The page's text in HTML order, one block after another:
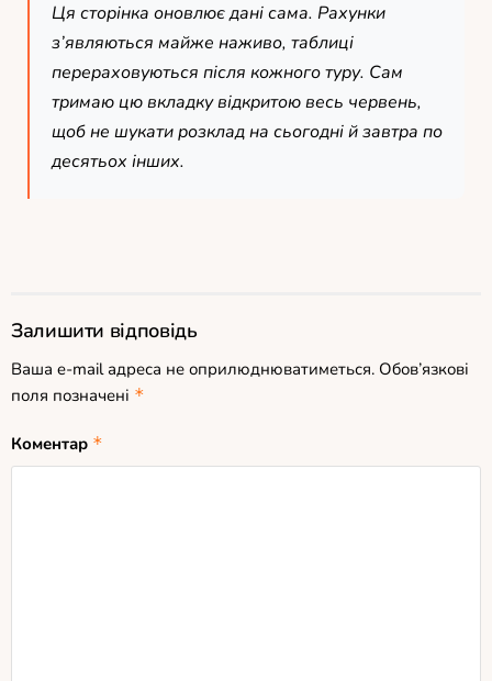
Ця сторінка оновлює дані сама. Рахунки
з’являються майже наживо, таблиці
перераховуються після кожного туру. Сам
тримаю цю вкладку відкритою весь червень,
щоб не шукати розклад на сьогодні й завтра по
десятьох інших.
Залишити відповідь
Ваша e-mail адреса не оприлюднюватиметься. Обов’язкові
поля позначені *
Коментар *